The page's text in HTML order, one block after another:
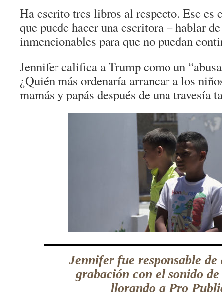
Ha escrito tres libros al respecto. Ese
que puede hacer una escritora – hablar
inmencionables para que no puedan
Jennifer califica a Trump como un
¿Quién más ordenaría arrancar a los
mamás y papás después de una travesía
Jennifer fue responsable
grabación con el sonido de
llorando a Pro